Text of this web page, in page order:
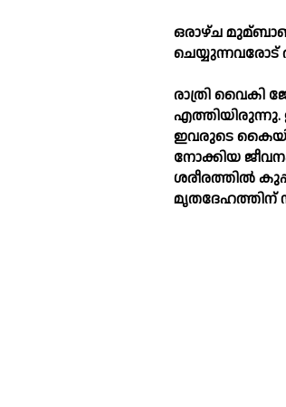
ഒരാഴ്ച മുമ്ബാണ്
ചെയ്യുന്നവരോട്
രാത്രി വൈകി
എത്തിയിരുന്നു.
ഇവരുടെ
നോക്കിയ
ശരീരത്തില്‍
മൃതദേഹത്തിന്